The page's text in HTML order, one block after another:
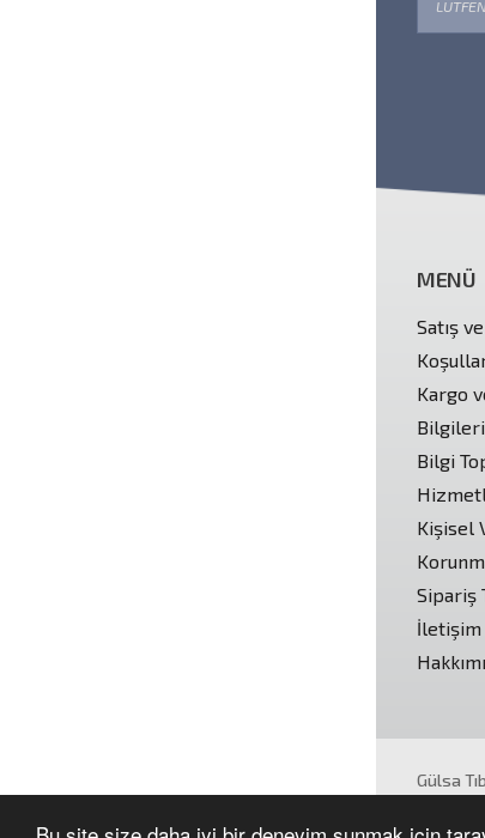
MENÜ
Satış
Kargo
Bilgileri
Bilgi
Kişisel
Sipariş
İletişim
Gülsa
Tüm